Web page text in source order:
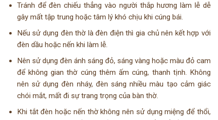
Tránh để đèn chiếu thẳng vào người thắp hương làm lễ dễ
gây mất tập trung hoặc tâm lý khó chịu khi cúng bái.
Nếu sử dụng đèn thờ là đèn điện thì gia chủ nên kết hợp với
đèn dầu hoặc nến khi làm lễ.
Nên sử dụng đèn ánh sáng đỏ, sáng vàng hoặc màu đỏ cam
để không gian thờ cúng thêm ấm cúng, thanh tịnh. Không
nên sử dụng đèn nháy, đèn sáng nhiều màu tạo cảm giác
chói mắt, mất đi sự trang trọng của bàn thờ.
Khi tắt đèn hoặc nến thờ không nên sử dụng miệng để thổi,